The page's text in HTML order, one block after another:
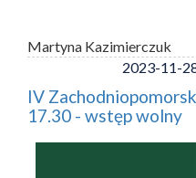
Martyna Kazimierczuk
2023-11-
IV
17.30 - wstęp wolny